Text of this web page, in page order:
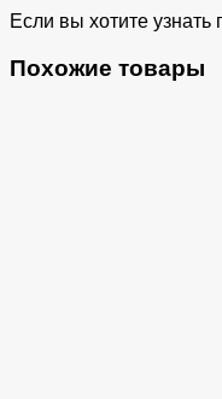
Если вы хотите
Похожие товары